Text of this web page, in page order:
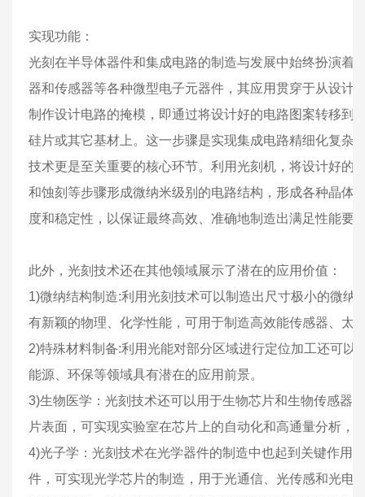
实现功能：
光刻在半导体器件和集成电路的制造与发展中始终扮演着
器和传感器等各种微型电子元器件，其应用贯穿于从设计
制作设计电路的掩模，即通过将设计好的电路图案转移到
硅片或其它基材上。这一步骤是实现集成电路精细化复杂
技术更是至关重要的核心环节。利用光刻机，将设计好的
和蚀刻等步骤形成微纳米级别的电路结构，形成各种晶体
度和稳定性，以保证最终高效、准确地制造出满足性能要
此外，光刻技术还在其他领域展示了潜在的应用价值：
1)微纳结构制造:利用光刻技术可以制造出尺寸极小的微
有新颖的物理、化学性能，可用于制造高效能传感器、太
2)特殊材料制备:利用光能对部分区域进行定位加工还可
能源、环保等领域具有潜在的应用前景。
3)生物医学：光刻技术还可以用于生物芯片和生物传感器
片表面，可实现实验室在芯片上的自动化和高通量分析，
4)光子学：光刻技术在光学器件的制造中也起到关键作用
件，可实现光学芯片的制造，用于光通信、光传感和光电